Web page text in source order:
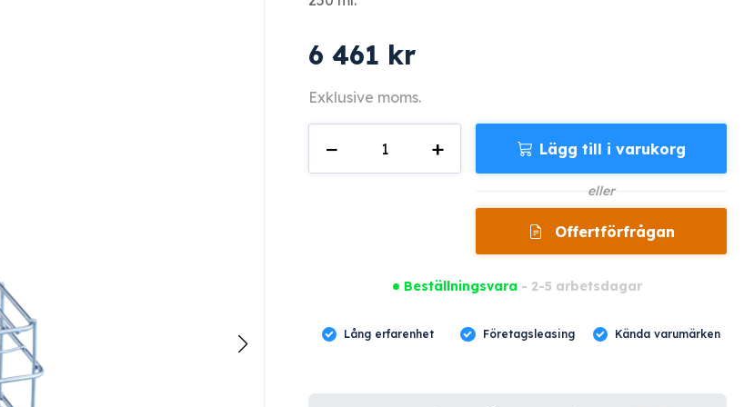
6 461 kr
Exklusive moms.
−
135
mängd
+ Lägg till i varukorg
eller
Offertförfrågan
Beställningsvara - 2-5 arbetsdagar
Lång erfarenhet Företagsleasing Kända varumärken